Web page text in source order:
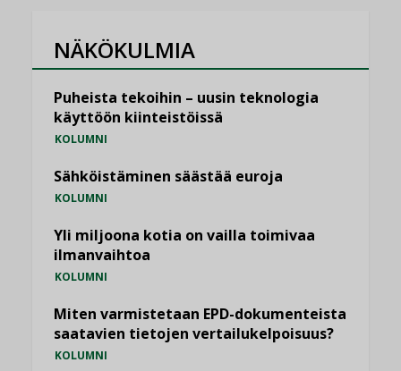
NÄKÖKULMIA
Puheista tekoihin – uusin teknologia
käyttöön kiinteistöissä
KOLUMNI
Sähköistäminen säästää euroja
KOLUMNI
Yli miljoona kotia on vailla toimivaa
ilmanvaihtoa
KOLUMNI
Miten varmistetaan EPD-dokumenteista
saatavien tietojen vertailukelpoisuus?
KOLUMNI